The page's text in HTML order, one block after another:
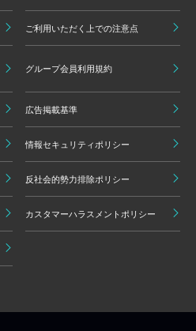
ご利用いただく上での注意点
グループ会員利用規約
広告掲載基準
情報セキュリティポリシー
反社会的勢力排除ポリシー
カスタマーハラスメントポリシー